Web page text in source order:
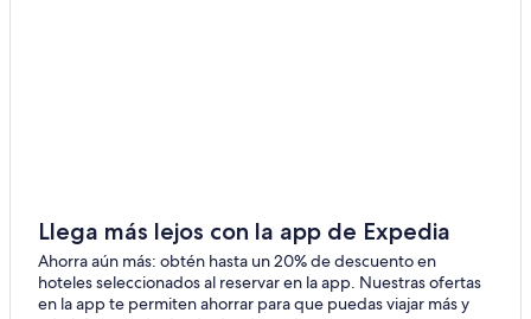
Hoteles baratos en Condado de Coconino
Hoteles cerca de Continental Country Club
Hoteles en Cherry Hill
Llega más lejos con la app de Expedia
Ahorra aún más: obtén hasta un 20% de descuento en
hoteles seleccionados al reservar en la app. Nuestras ofertas
en la app te permiten ahorrar para que puedas viajar más y